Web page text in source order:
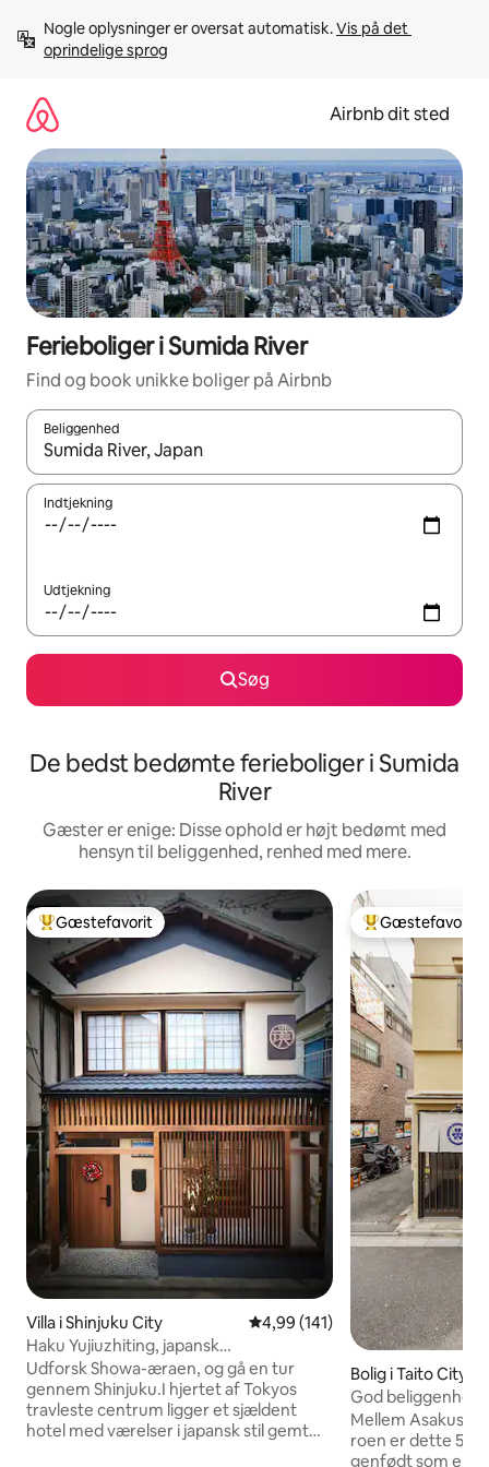
videre
Nogle oplysninger er oversat automatisk. Vis på det
oprindelige sprog
Airbnb dit sted
Ferieboliger i Sumida River
Find og book unikke boliger på Airbnb
Beliggenhed
Når resultaterne er tilgængelige, skal du navigere med
Indtjekning
Udtjekning
Søg
De bedst bedømte ferieboliger i Sumida
River
Gæster er enige: Disse ophold er højt bedømt med
hensyn til beliggenhed, renhed med mere.
Bedste gæstefavorit
Gæstefavorit
Villa i Shinjuku City 4,99 ud af 5 i gennemsnitlig
4,99 (141)
Haku Yujiuzhiting, japansk
hotel/aircondition i hele
huset/gulvvarme i hele huset/det travle
område i Shinjuku/4 minutter fra
Higashi-Shinjuku-stationen/plads til op til
Udforsk Showa-æraen, og gå en tur
gennem Shinjuku.I hjertet af Tokyos
travleste centrum ligger et sjældent
hotel med værelser i japansk stil gemt
Bedste
Gæstefavorit
Bolig i Taito City
God
Sensoji! Du kan
helbredelse i et
med følelser.
Mellem
roen er dette 50
genfødt som en